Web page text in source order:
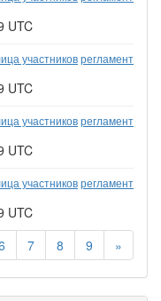
UTC
участниковрегламент
UTC
участниковрегламент
UTC
участниковрегламент
UTC
7 8 9 »